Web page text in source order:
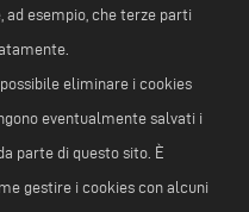
ad esempio, che terze parti
eliminare i cookies
eventualmente salvati i
parte di questo sito. È
gestire i cookies con alcuni